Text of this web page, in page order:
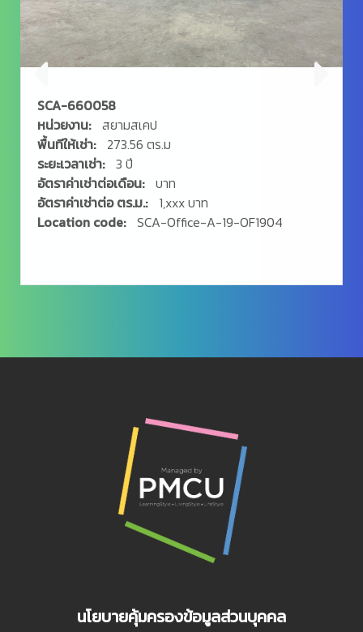
SCA-660058
หน่วยงาน: สยามสเคป
พื้นทีให้เช่า:
273.56 ตร.ม
ระยะเวลาเช่า: 3 ปี
อัตราค่าเช่าต่อเดือน: บาท
อัตราค่าเช่าต่อ ตร.ม.:
1,xxx บาท
Location code: SCA-Office-A-19-OF1904
นโยบายคุ้มครองข้อมูลส่วนบุคคล